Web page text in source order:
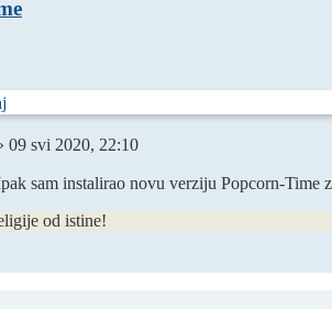
09 svi 2020, 22:10
sam instalirao novu verziju Popcorn-Time
od istine!